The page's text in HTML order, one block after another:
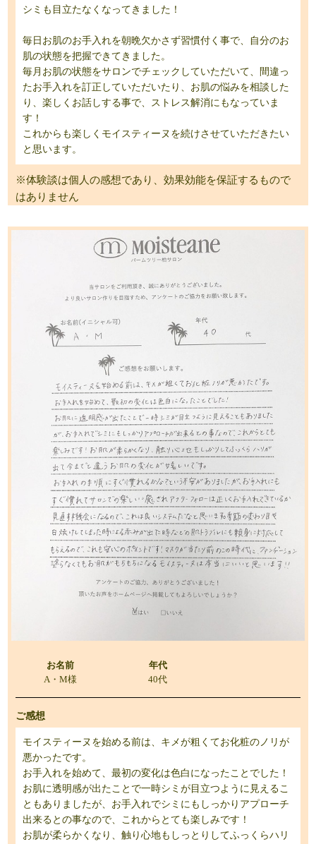
シミも目立たなくなってきました！
毎日お肌のお手入れを朝晩欠かさず習慣付く事で、自分のお
肌の状態を把握できてきました。
毎月お肌の状態をサロンでチェックしていただいて、間違っ
たお手入れを訂正していただいたり、お肌の悩みを相談した
り、楽しくお話しする事で、ストレス解消にもなっていま
す！
これからも楽しくモイスティーヌを続けさせていただきたい
と思います。
※体験談は個人の感想であり、効果効能を保証するもので
はありません
お名前
A・M様
年代
40代
ご感想
モイスティーヌを始める前は、キメが粗くてお化粧のノリが
悪かったです。
お手入れを始めて、最初の変化は色白になったことでした！
お肌に透明感が出たことで一時シミが目立つように見えるこ
ともありましたが、お手入れでシミにもしっかりアプローチ
出来るとの事なので、これからとても楽しみです！
お肌が柔らかくなり、触り心地もしっとりしてふっくらハリ